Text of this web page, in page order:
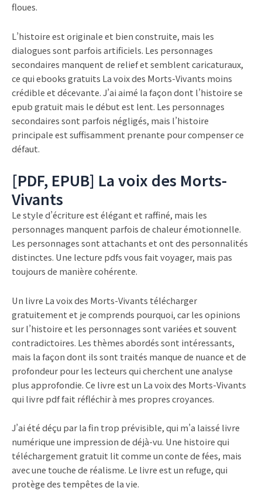
floues.
L’histoire est originale et bien construite, mais les
dialogues sont parfois artificiels. Les personnages
secondaires manquent de relief et semblent caricaturaux,
ce qui ebooks gratuits La voix des Morts-Vivants moins
crédible et décevante. J’ai aimé la façon dont l’histoire se
epub gratuit mais le début est lent. Les personnages
secondaires sont parfois négligés, mais l’histoire
principale est suffisamment prenante pour compenser ce
défaut.
[PDF, EPUB] La voix des Morts-
Vivants
Le style d’écriture est élégant et raffiné, mais les
personnages manquent parfois de chaleur émotionnelle.
Les personnages sont attachants et ont des personnalités
distinctes. Une lecture pdfs vous fait voyager, mais pas
toujours de manière cohérente.
Un livre La voix des Morts-Vivants télécharger
gratuitement et je comprends pourquoi, car les opinions
sur l’histoire et les personnages sont variées et souvent
contradictoires. Les thèmes abordés sont intéressants,
mais la façon dont ils sont traités manque de nuance et de
profondeur pour les lecteurs qui cherchent une analyse
plus approfondie. Ce livre est un La voix des Morts-Vivants
qui livre pdf fait réfléchir à mes propres croyances.
J’ai été déçu par la fin trop prévisible, qui m’a laissé livre
numérique une impression de déjà-vu. Une histoire qui
téléchargement gratuit lit comme un conte de fées, mais
avec une touche de réalisme. Le livre est un refuge, qui
protège des tempêtes de la vie.